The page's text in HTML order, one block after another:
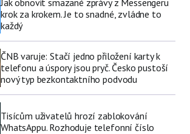
Jak obnovit smazané zprávy z Messengeru
krok za krokem. Je to snadné, zvládne to
každý
ČNB varuje: Stačí jedno přiložení karty k
telefonu a úspory jsou pryč. Česko pustoší
nový typ bezkontaktního podvodu
Tisícům uživatelů hrozí zablokování
WhatsAppu. Rozhoduje telefonní číslo